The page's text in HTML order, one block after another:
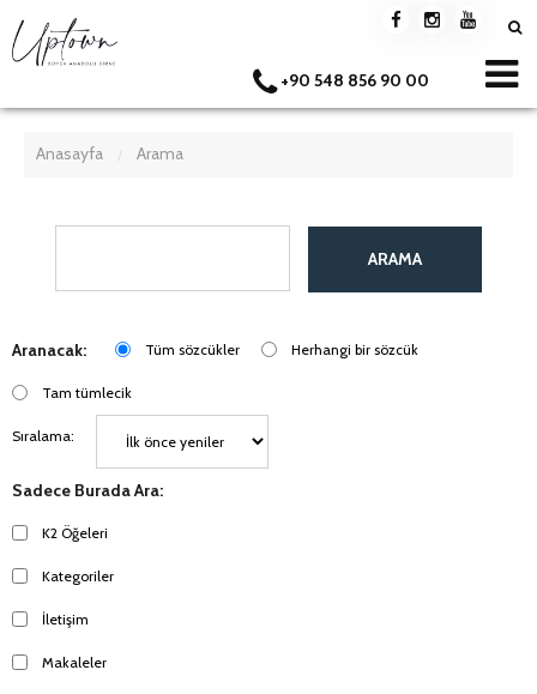
+90 548 856 90 00
Anasayfa / Arama
ARAMA
Aranacak: Tüm sözcükler Herhangi bir sözcük
Tam tümlecik
Sıralama:
Sadece Burada Ara:
K2 Öğeleri
Kategoriler
İletişim
Makaleler